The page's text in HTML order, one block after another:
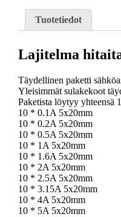
Tuotetiedot
Lajitelma
Täydellinen paketti
Yleisimmät sulakekoot
Paketista löytyy yhteensä
10 * 0.1A 5x20mm
10 * 0.2A 5x20mm
10 * 0.5A 5x20mm
10 * 1A 5x20mm
10 * 1.6A 5x20mm
10 * 2A 5x20mm
10 * 2.5A 5x20mm
10 * 3.15A 5x20mm
10 * 4A 5x20mm
10 * 5A 5x20mm